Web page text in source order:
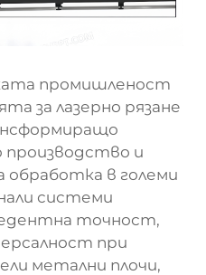
промишленост
за лазерно рязане
производство и
обработка в големи
системи
точност,
при
метални плочи,